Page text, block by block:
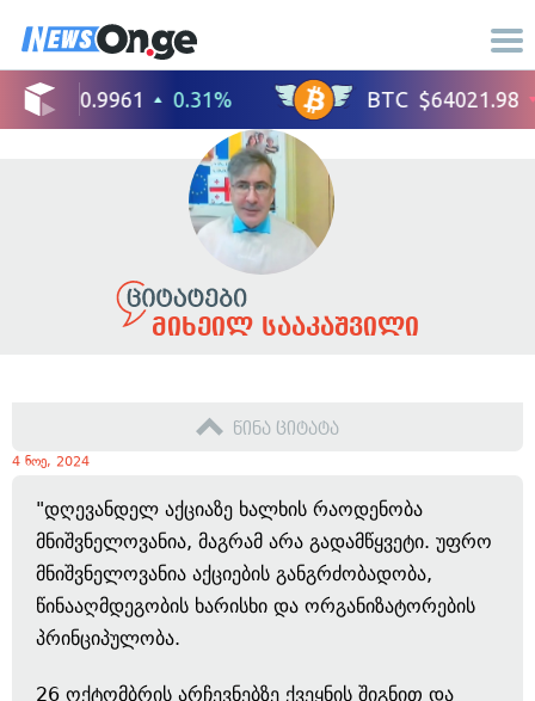
მიხეილ სააკაშვილი
წინა ციტატა
4 ნოე, 2024
"დღევანდელ აქციაზე ხალხის რაოდენობა
მნიშვნელოვანია, მაგრამ არა გადამწყვეტი. უფრო
მნიშვნელოვანია აქციების განგრძობადობა,
წინააღმდეგობის ხარისხი და ორგანიზატორების
პრინციპულობა.
26 ოქტომბრის არჩევნებზე ქვეყნის შიგნით და